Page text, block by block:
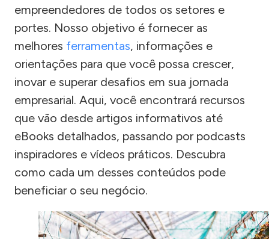
empreendedores de todos os setores e
portes. Nosso objetivo é fornecer as
melhores ferramentas, informações e
orientações para que você possa crescer,
inovar e superar desafios em sua jornada
empresarial. Aqui, você encontrará recursos
que vão desde artigos informativos até
eBooks detalhados, passando por podcasts
inspiradores e vídeos práticos. Descubra
como cada um desses conteúdos pode
beneficiar o seu negócio.